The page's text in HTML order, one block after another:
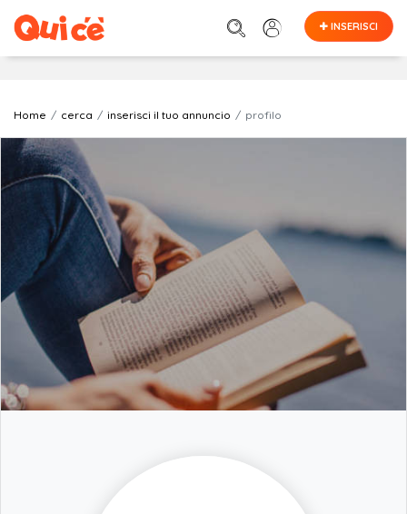
INSERISCI
Home cerca inserisci il tuo annuncio profilo